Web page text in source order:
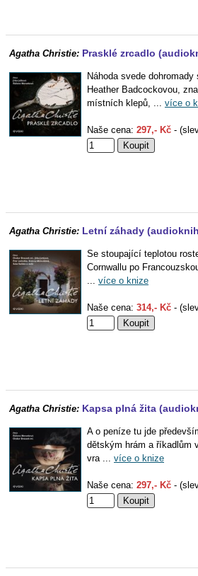
Agatha Christie: Prasklé zrcadlo
Náhoda svede
Heather Badcockovou,
místních klepů, ... více o
Naše cena: 297,- Kč -
Agatha Christie: Letní záhady
Se stoupající teplotou
Cornwallu po
... více o knize
Naše cena: 314,- Kč -
Agatha Christie: Kapsa plná žita
A o peníze tu jde
dětským hrám a říkadlům
vra ... více o knize
Naše cena: 297,- Kč -